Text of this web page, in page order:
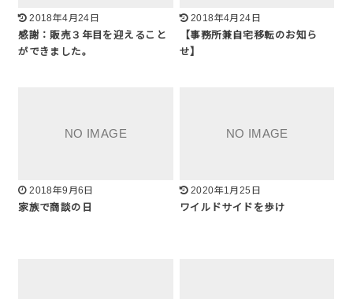
2018年4月24日
感謝：販売３年目を迎えること
ができました。
2018年4月24日
【事務所兼自宅移転のお知ら
せ】
2018年9月6日
家族で商談の日
2020年1月25日
ワイルドサイドを歩け